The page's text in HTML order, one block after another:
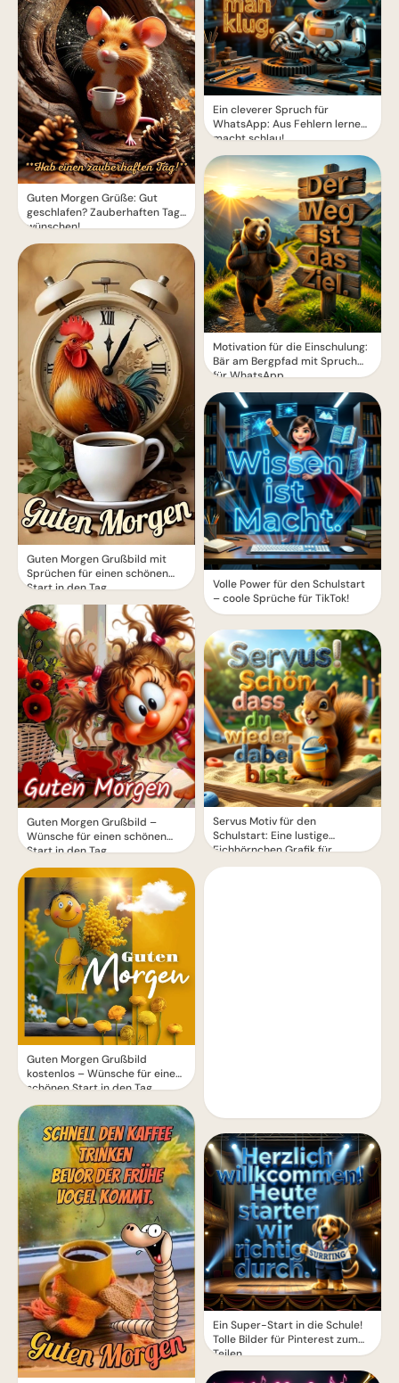
Guten Morgen Grüße: Gut
geschlafen? Zauberhaften Tag
wünschen!
Guten Morgen Grußbild mit
Sprüchen für einen schönen
Start in den Tag
Guten Morgen Grußbild –
Wünsche für einen schönen
Start in den Tag
Guten Morgen Grußbild
kostenlos – Wünsche für einen
schönen Start in den Tag
Ein cleverer Spruch für
WhatsApp: Aus Fehlern lernen
macht schlau!
Motivation für die Einschulung:
Bär am Bergpfad mit Spruch
für WhatsApp
Volle Power für den Schulstart
– coole Sprüche für TikTok!
Servus Motiv für den
Schulstart: Eine lustige
Eichhörnchen Grafik für
WhatsApp
Ein Super-Start in die Schule!
Tolle Bilder für Pinterest zum
Teilen.